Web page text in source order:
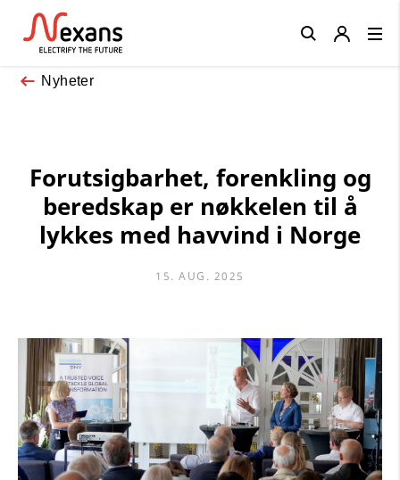
Nyheter
Forutsigbarhet, forenkling og
beredskap er nøkkelen til å
lykkes med havvind i Norge
15. AUG. 2025
Close